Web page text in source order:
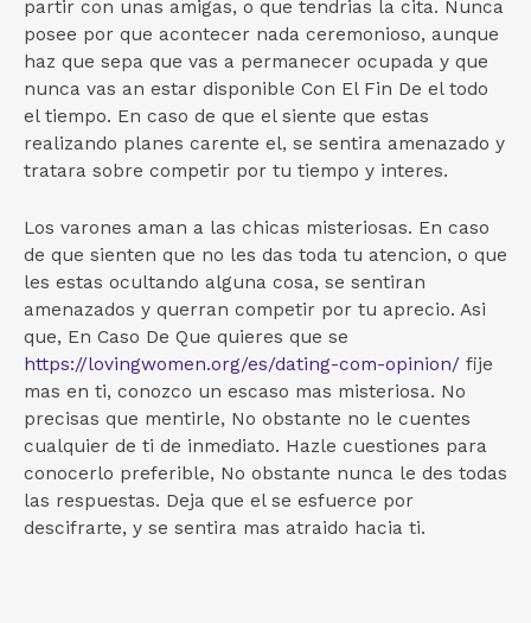
partir con unas amigas, o que tendri­as la cita. Nunca
posee por que acontecer nada ceremonioso, aunque
haz que sepa que vas a permanecer ocupada y que
nunca vas an estar disponible Con El Fin De el todo
el tiempo. En caso de que el siente que estas
realizando planes carente el, se sentira amenazado y
tratara sobre competir por tu tiempo y interes.
Los varones aman a las chicas misteriosas. En caso
de que sienten que no les das toda tu atencion, o que
les estas ocultando alguna cosa, se sentiran
amenazados y querran competir por tu aprecio. Asi
que, En Caso De Que quieres que se
https://lovingwomen.org/es/dating-com-opinion/ fije
mas en ti, conozco un escaso mas misteriosa. No
precisas que mentirle, No obstante no le cuentes
cualquier de ti de inmediato. Hazle cuestiones para
conocerlo preferible, No obstante nunca le des todas
las respuestas. Deja que el se esfuerce por
descifrarte, y se sentira mas atraido hacia ti.